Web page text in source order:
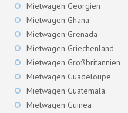
Mietwagen Georgien
Mietwagen Ghana
Mietwagen Grenada
Mietwagen Griechenland
Mietwagen Großbritannien
Mietwagen Guadeloupe
Mietwagen Guatemala
Mietwagen Guinea